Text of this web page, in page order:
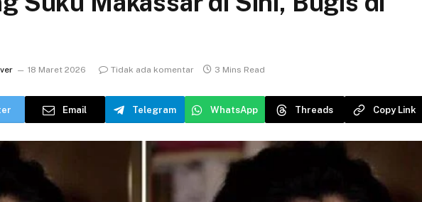
18 Maret 2026 Tidak ada komentar 3 Mins Read
Email Telegram WhatsApp Threads Copy Link